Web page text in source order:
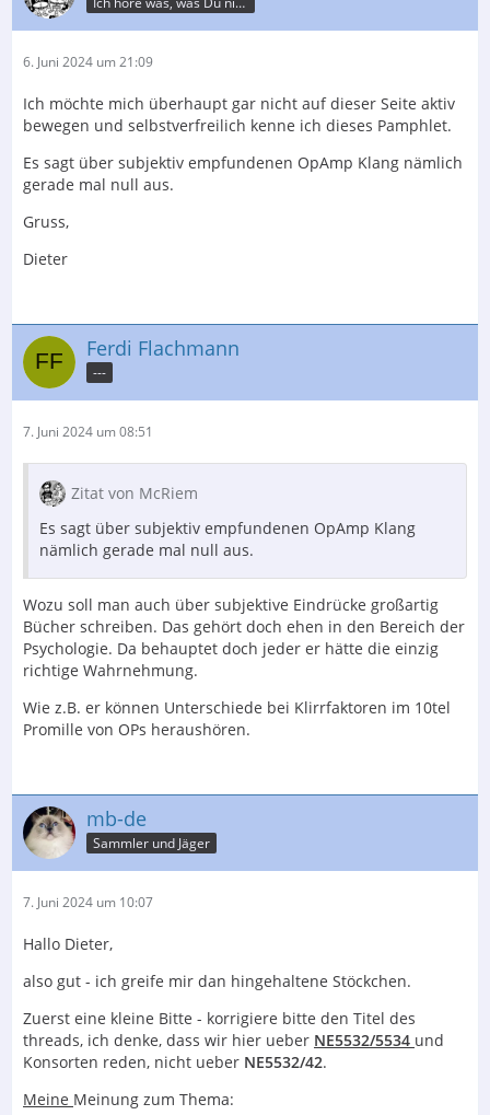
6. Juni 2024 um 21:09
Ich möchte mich überhaupt gar nicht auf dieser Seite aktiv
bewegen und selbstverfreilich kenne ich dieses Pamphlet.
Es sagt über subjektiv empfundenen OpAmp Klang nämlich
gerade mal null aus.
Gruss,
Dieter
Ferdi Flachmann
---
7. Juni 2024 um 08:51
Zitat von McRiem
Es sagt über subjektiv empfundenen OpAmp Klang
nämlich gerade mal null aus.
Wozu soll man auch über subjektive Eindrücke großartig
Bücher schreiben. Das gehört doch ehen in den Bereich der
Psychologie. Da behauptet doch jeder er hätte die einzig
richtige Wahrnehmung.
Wie z.B. er können Unterschiede bei Klirrfaktoren im 10tel
Promille von OPs heraushören.
mb-de
Sammler und Jäger
7. Juni 2024 um 10:07
Hallo Dieter,
also gut - ich greife mir dan hingehaltene Stöckchen.
Zuerst eine kleine Bitte - korrigiere bitte den Titel des
threads, ich denke, dass wir hier ueber NE5532/5534 und
Konsorten reden, nicht ueber NE5532/42.
Meine Meinung zum Thema: